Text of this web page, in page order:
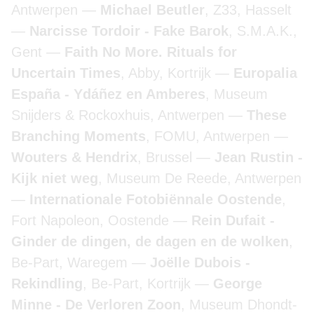
Antwerpen
Michael Beutler, Z33, Hasselt
Narcisse Tordoir - Fake Barok, S.M.A.K.,
Gent
Faith No More. Rituals for
Uncertain Times, Abby, Kortrijk
Europalia
España - Ydáñez en Amberes, Museum
Snijders & Rockoxhuis, Antwerpen
These
Branching Moments, FOMU, Antwerpen
Wouters & Hendrix, Brussel
Jean Rustin -
Kijk niet weg, Museum De Reede, Antwerpen
Internationale Fotobiënnale Oostende,
Fort Napoleon, Oostende
Rein Dufait -
Ginder de dingen, de dagen en de wolken,
Be-Part, Waregem
Joëlle Dubois -
Rekindling, Be-Part, Kortrijk
George
Minne - De Verloren Zoon, Museum Dhondt-